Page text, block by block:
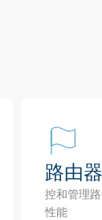
路由
控和管理
性能